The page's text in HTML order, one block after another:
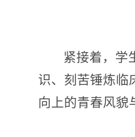
紧接着，学
识、刻苦锤炼临
向上的青春风貌